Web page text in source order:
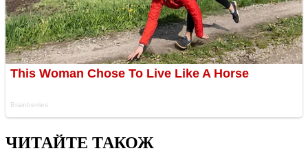
ЧИТАЙТЕ ТАКОЖ